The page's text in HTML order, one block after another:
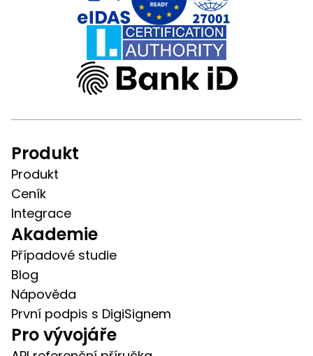
Produkt
Produkt
Ceník
Integrace
Akademie
Případové studie
Blog
Nápověda
První podpis s DigiSignem
Pro vývojáře